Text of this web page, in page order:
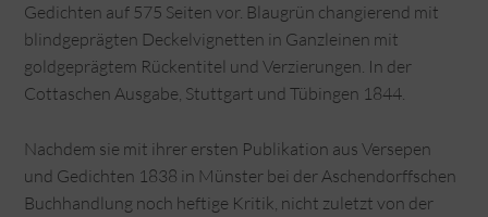
Gedichten auf 575 Seiten vor. Blaugrün changierend mit
blindgeprägten Deckelvignetten in Ganzleinen mit
goldgeprägtem Rückentitel und Verzierungen. In der
Cottaschen Ausgabe, Stuttgart und Tübingen 1844.
Nachdem sie mit ihrer ersten Publikation aus Versepen
und Gedichten 1838 in Münster bei der Aschendorffschen
Buchhandlung noch heftige Kritik, nicht zuletzt von der